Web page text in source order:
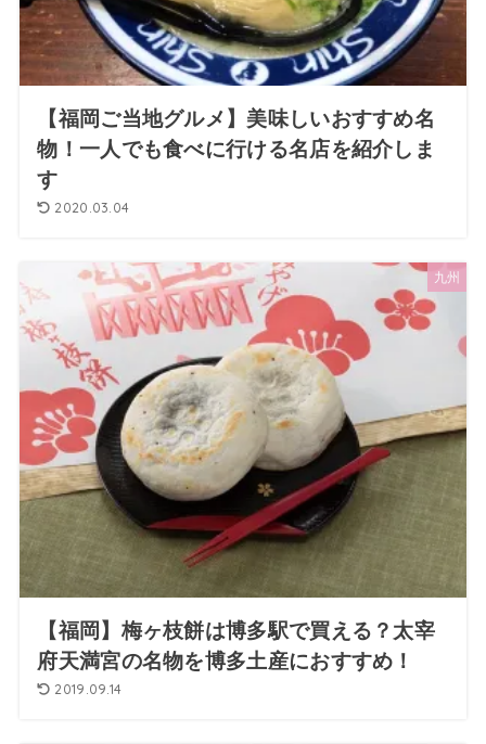
【福岡ご当地グルメ】美味しいおすすめ名
物！一人でも食べに行ける名店を紹介しま
す
2020.03.04
九州
【福岡】梅ヶ枝餅は博多駅で買える？太宰
府天満宮の名物を博多土産におすすめ！
2019.09.14